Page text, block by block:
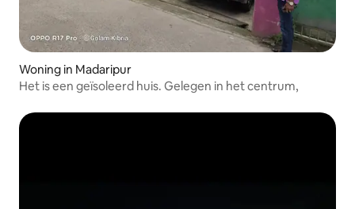
Woning in Madaripur
Het is een geïsoleerd huis. Gelegen in het centrum,